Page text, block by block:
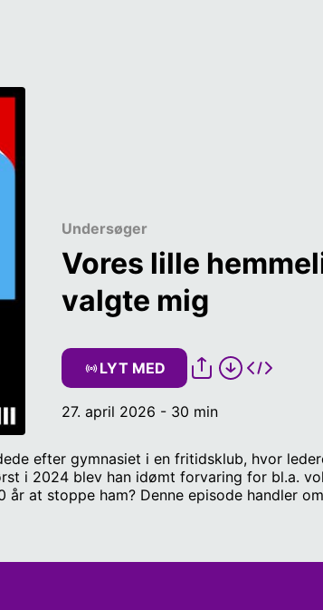
Undersøger
Vores lille
valgte mig
LYT MED
27. april 2026 - 30 min
efter gymnasiet i en fritidsklub, hvor
i 2024 blev han idømt forvaring for bl.a.
at stoppe ham? Denne episode handler
Hilde Agergaard Svendsen Musik og